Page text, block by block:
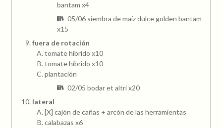
bantam x4
05/06 siembra de maíz dulce golden bantam
x15
fuera de rotación
tomate híbrido x10
tomate híbrido x10
plantación
02/05 bodar et altri x20
lateral
[X] cajón de cañas + arcón de las herramientas
calabazas x6